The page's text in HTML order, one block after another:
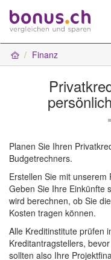
Finanz
Planen Sie Ihren
Budgetrechners.
Erstellen Sie mit
Geben Sie Ihre Einkünfte
wird berechnen, ob Sie
Kosten tragen können.
Alle Kreditinstitute prüfen
Kreditantragstellers,
sollten also Ihre